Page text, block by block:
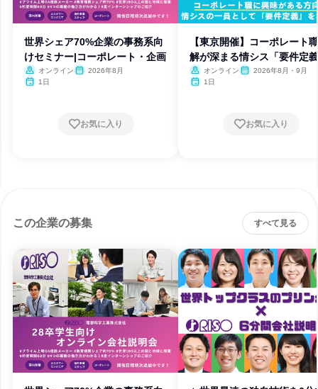
世界シェア70%企業の事務系向
けセミナー|コーポレート・企画
オンライン
2026年8月
1日
お気に入り
【東京開催】コーポレート
解が深まる情シス「要件定
体験オンライン
2026年8月・9月
1日
お気に入り
この企業の募集 すべて見る